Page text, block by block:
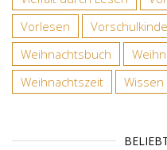
Vorlesen
Weihnachtsbuch
Weihnachtszeit
Wissen